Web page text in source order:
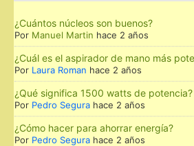
¿Cuántos núcleos son buenos?
Por Manuel Martin hace 2 años
¿Cuál es el aspirador de mano más
Por Laura Roman hace 2 años
¿Qué significa 1500 watts de potencia?
Por Pedro Segura hace 2 años
¿Cómo hacer para ahorrar energía?
Por Pedro Segura hace 2 años